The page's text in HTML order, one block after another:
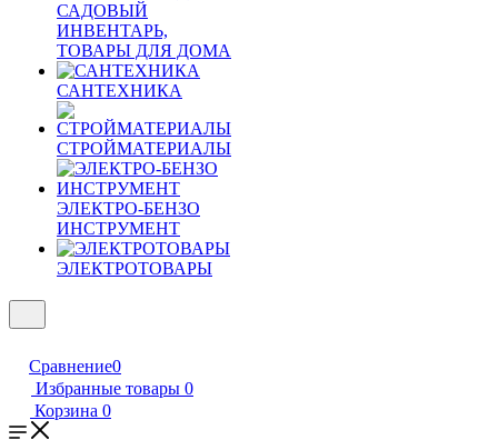
САДОВЫЙ
ИНВЕНТАРЬ,
ТОВАРЫ ДЛЯ ДОМА
САНТЕХНИКА
СТРОЙМАТЕРИАЛЫ
ЭЛЕКТРО-БЕНЗО
ИНСТРУМЕНТ
ЭЛЕКТРОТОВАРЫ
Сравнение0
Избранные товары 0
Корзина 0